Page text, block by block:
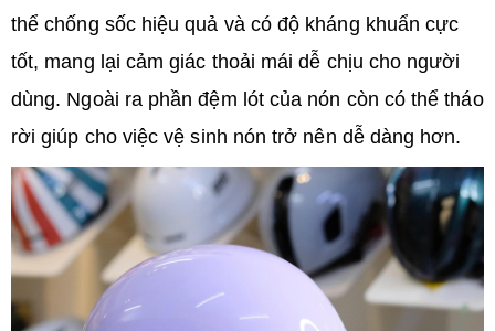
thể chống sốc hiệu quả và có độ kháng khuẩn cực
tốt, mang lại cảm giác thoải mái dễ chịu cho người
dùng. Ngoài ra phần đệm lót của nón còn có thể tháo
rời giúp cho việc vệ sinh nón trở nên dễ dàng hơn.